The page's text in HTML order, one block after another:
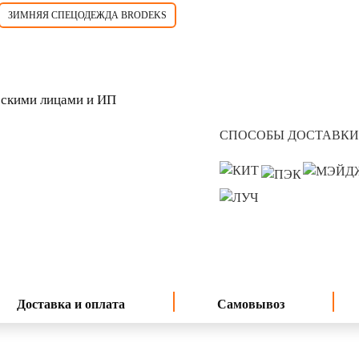
ЗИМНЯЯ СПЕЦОДЕЖДА BRODEKS
лицами и ИП
СПОСОБЫ
Доставка и оплата Самовывоз